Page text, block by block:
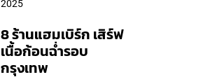
2025
8 ร้านแฮมเบิร์ก เสิร์ฟ
เนื้อก้อนฉ่ำรอบ
กรุงเทพ